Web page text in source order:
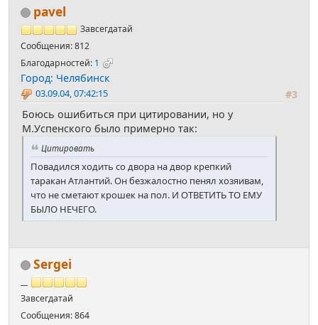
pavel
Завсегдатай
Сообщения: 812
Благодарностей: 1
Город: Челябинск
#3
03.09.04, 07:42:15
Боюсь ошибиться при цитировании, но у
М.Успенского было примерно так:
Цитировать
Повадился ходить со двора на двор крепкий
таракан Атлантий. Он безжалостно пенял хозяивам,
что не сметают крошек на пол. И ОТВЕТИТЬ ТО ЕМУ
БЫЛО НЕЧЕГО.
Sergei
Завсегдатай
Сообщения: 864